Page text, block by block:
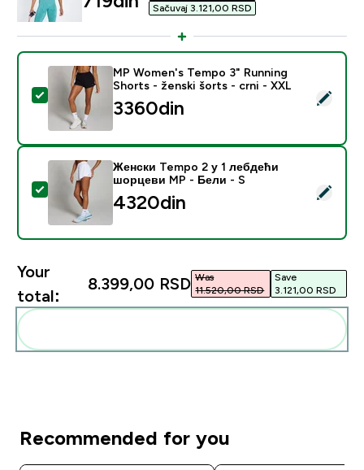
Sačuvaj 3.121,00 RSD‎
Select this product - MP Women's Tempo 3"
MP Women's Tempo 3" Running
Shorts - ženski šorts - crni - XXL
3360din‎
Select this product - Женски Tempo 2 у 1 лебдећи
Женски Tempo 2 у 1 лебдећи
шорцеви MP - Бели - S
4320din‎
Your
total:
8.399,00 RSD‎ Was
11.520,00 RSD‎
Save
3.121,00 RSD‎
Recommended for you